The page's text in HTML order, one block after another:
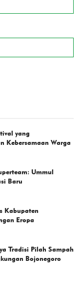
yang
Kebersamaan Warga
Ummul
Baru
Kabupaten
Eropa
Tradisi Pilah Sampah
Bojonegoro